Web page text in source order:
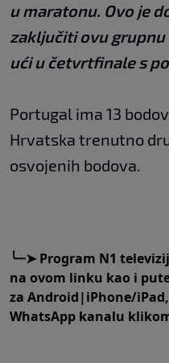
u maratonu. Ovo je
zaključiti ovu
ući u četvrtfinale s
Portugal ima 13
Hrvatska trenutno
osvojenih bodova.
╰┈➤Program N1
na ovom linku kao i
za Android|iPhone/iPad,
WhatsApp kanalu